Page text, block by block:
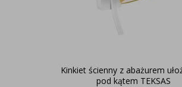
Kinkiet ścienny z abażurem
pod kątem TEKSAS